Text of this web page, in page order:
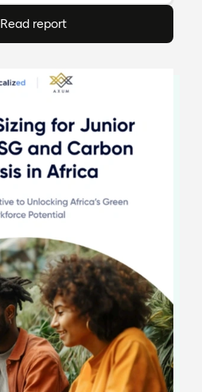
Read report
(ouvre en PDF)
(ouvre dans un nouvel onglet)